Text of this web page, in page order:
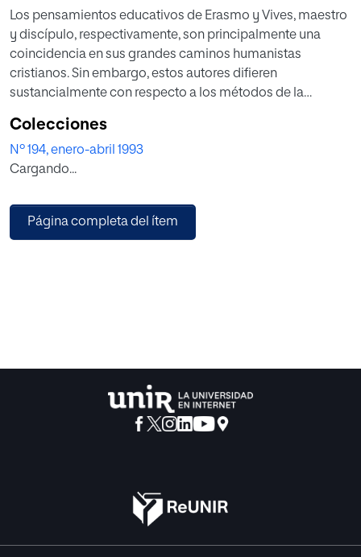
Los pensamientos educativos de Erasmo y Vives, maestro
y discípulo, respectivamente, son principalmente una
coincidencia en sus grandes caminos humanistas
cristianos. Sin embargo, estos autores difieren
sustancialmente con respecto a los métodos de la
coloquio de Erasmo y los ejercicios de lengua latina de
Vives, se puede apreciar cómo el primer autor, debido a su
erudición filológico, les ofreció a los jóvenes un material
sus espíritus inmaduros; por el contrario, Vives, como uno
de los principales precursores de la psicología educativa
Colecciones
Nº 194, enero-abril 1993
Cargando...
Página completa del ítem